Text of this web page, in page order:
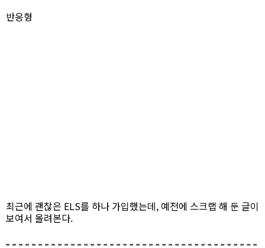
반응형
최근에 괜찮은 ELS를 하나 가입했는데, 예전에 스크랩 해 둔 글이
보여서 올려본다.